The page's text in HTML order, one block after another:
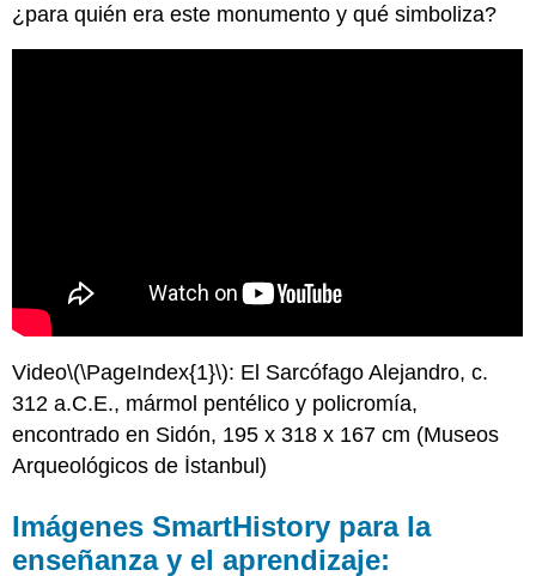
¿para quién era este monumento y qué simboliza?
Video\(\PageIndex{1}\): El Sarcófago Alejandro, c.
312 a.C.E., mármol pentélico y policromía,
encontrado en Sidón, 195 x 318 x 167 cm (Museos
Arqueológicos de İstanbul)
Imágenes SmartHistory para la
enseñanza y el aprendizaje: